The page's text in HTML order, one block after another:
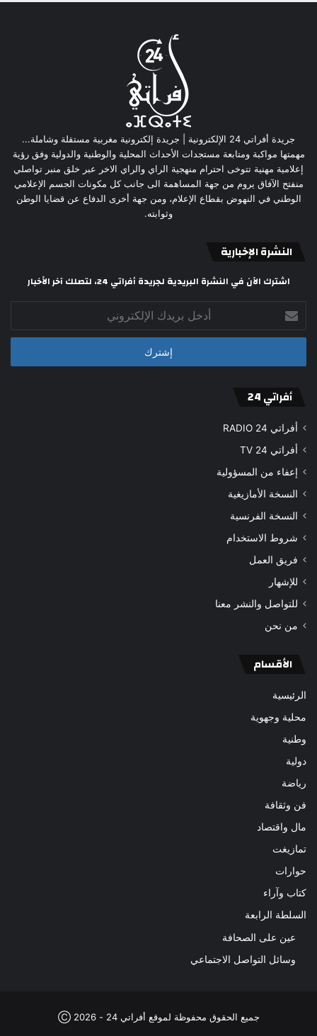
جريدة أفراتي 24 الإلكترونية | جريدة إلكترونية مغربية مستقلة وشاملة...
مهمتها مواكبة ومتابعة مستجدات الأحداث المحلية والوطنية والدولية وفق رؤية
إعلامية مهنية تتوخى احترام منهجية الراي والراي الاخر عبر خلق منبر تواصلي
منفتح الآفاق يروم من جهة المساهمة الى جانب كل مكونات الجسم الإعلامي
الوطني في النهوض بقطاع الإعلام، ومن جهة أخرى الدفاع عن قضايا الوطن
وثوابته.
النشرة الإخبارية
اشترك الآن في النشرة البريدية لجريدة أفراتي 24، لتصلك آخر الأخبار
بريدك
الإلكتروني
أفراتي 24
أفراتي 24 RADIO
أفراتي 24 TV
إعفاء من المسؤولية
النسخة الأمازيغية
النسخة الفرنسية
شروط الاستخدام
فريق العمل
للإشهار
للتواصل والنشر معنا
من نحن
الأقسام
الرئيسية
محلية وجهوية
وطنية
دولية
رياضة
فن وثقافة
مال واقتصاد
تمازيغت
حوارات
كتاب وآراء
السلطة الرابعة
عين على الصحافة
وسائل التواصل الاجتماعي
جميع الحقوق محفوظة لموقع أفراتي 24 - 2026 Ⓒ